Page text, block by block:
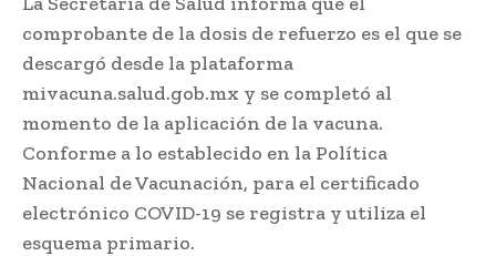
comprobante de la dosis de refuerzo es el que se
descargó desde la plataforma
mivacuna.salud.gob.mx y se completó al
momento de la aplicación de la vacuna.
Conforme a lo establecido en la Política
Nacional de Vacunación, para el certificado
electrónico COVID-19 se registra y utiliza el
esquema primario.